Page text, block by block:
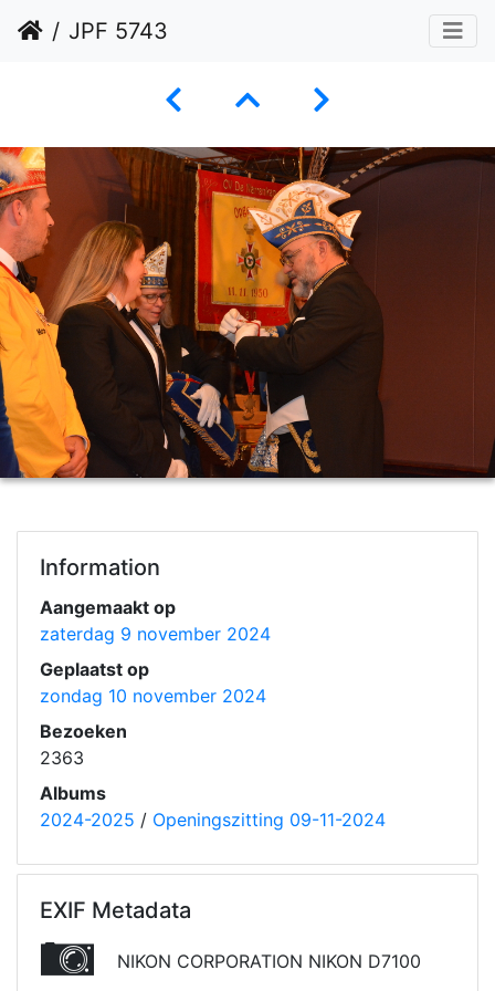
JPF 5743
Information
Aangemaakt op
zaterdag 9 november 2024
Geplaatst op
zondag 10 november 2024
Bezoeken
2363
Albums
2024-2025 / Openingszitting 09-11-2024
EXIF Metadata
NIKON CORPORATION NIKON D7100